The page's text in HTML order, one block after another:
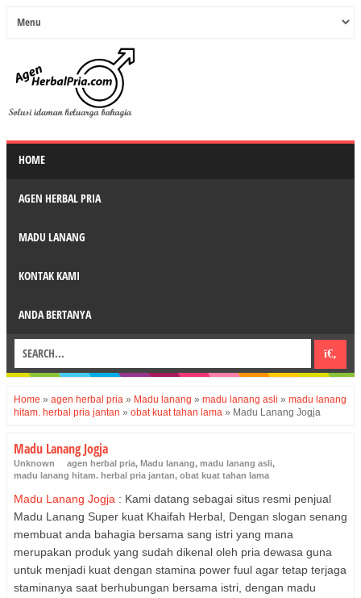
HOME
AGEN HERBAL PRIA
MADU LANANG
KONTAK KAMI
ANDA BERTANYA
Home » agen herbal pria » Madu lanang » madu lanang asli » madu lanang
hitam. herbal pria jantan » obat kuat tahan lama » Madu Lanang Jogja
Madu Lanang Jogja
Unknown agen herbal pria, Madu lanang, madu lanang asli,
madu lanang hitam. herbal pria jantan, obat kuat tahan lama
Madu Lanang Jogja : Kami datang sebagai situs resmi penjual
Madu Lanang Super kuat Khaifah Herbal, Dengan slogan senang
membuat anda bahagia bersama sang istri yang mana
merupakan produk yang sudah dikenal oleh pria dewasa guna
untuk menjadi kuat dengan stamina power fuul agar tetap terjaga
staminanya saat berhubungan bersama istri, dengan madu